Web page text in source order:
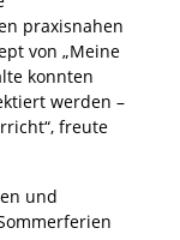
praxisnahen
von „Meine
konnten
werden –
freute
und